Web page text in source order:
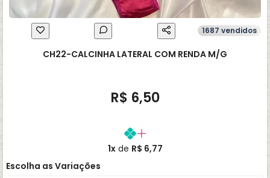
1687 vendidos
CH22-CALCINHA LATERAL COM RENDA M/G
R$ 6,50
1xde R$ 6,77
Escolha as Variações